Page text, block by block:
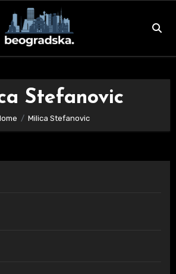
Stefanovic
Milica Stefanovic